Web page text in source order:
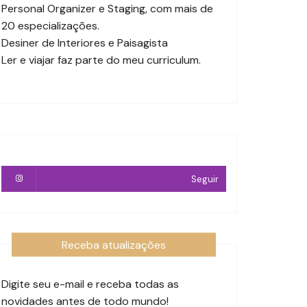
Personal Organizer e Staging, com mais de
20 especializações.
Desiner de Interiores e Paisagista
Ler e viajar faz parte do meu curriculum.
Seguir
Receba atualizações
Digite seu e-mail e receba todas as
novidades antes de todo mundo!